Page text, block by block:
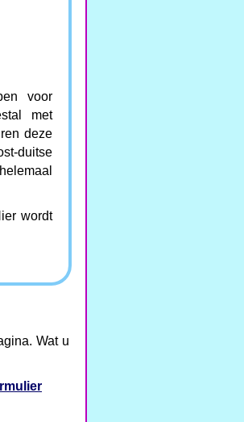
voor
met
deze
duitse
wordt
Wat u